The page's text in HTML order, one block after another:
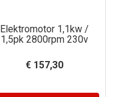
Elektromotor 1,1kw /
1,5pk 2800rpm 230v
€ 157,30